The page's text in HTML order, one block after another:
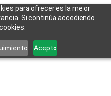
para ofrecerles la mejor
Si continúa accediendo
Acepto
Contacto